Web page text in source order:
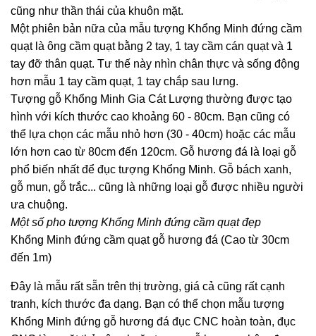
cũng như thần thái của khuôn mặt.
Một phiên bản nữa của mẫu tượng Khổng Minh đứng cầm
quạt là ông cầm quạt bằng 2 tay, 1 tay cầm cán quạt và 1
tay đỡ thân quạt. Tư thế này nhìn chân thực và sống động
hơn mẫu 1 tay cầm quạt, 1 tay chắp sau lưng.
Tượng gỗ Khổng Minh Gia Cát Lượng thường được tạo
hình với kích thước cao khoảng 60 - 80cm. Bạn cũng có
thể lựa chọn các mẫu nhỏ hơn (30 - 40cm) hoặc các mẫu
lớn hơn cao từ 80cm đến 120cm. Gỗ hương đá là loại gỗ
phổ biến nhất để đục tượng Khổng Minh. Gỗ bách xanh,
gỗ mun, gỗ trắc... cũng là những loại gỗ được nhiều người
ưa chuộng.
Một số pho tượng Khổng Minh đứng cầm quạt đẹp
Khổng Minh đứng cầm quạt gỗ hương đá (Cao từ 30cm
đến 1m)
Đây là mẫu rất sẵn trên thị trường, giá cả cũng rất cạnh
tranh, kích thước đa dạng. Bạn có thể chọn mẫu tượng
Khổng Minh đứng gỗ hương đá đục CNC hoàn toàn, đục